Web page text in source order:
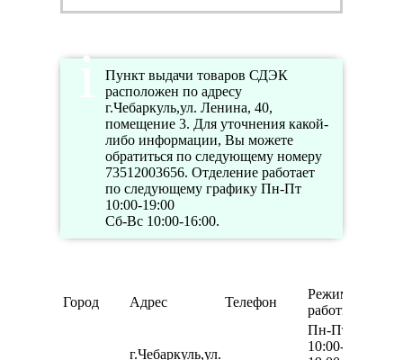
Пункт выдачи товаров СДЭК
расположен по адресу
г.Чебаркуль,ул. Ленина, 40,
помещение 3. Для уточнения какой-
либо информации, Вы можете
обратиться по следующему номеру
73512003656. Отделение работает
по следующему графику Пн-Пт
10:00-19:00
Сб-Вс 10:00-16:00.
Город Адрес Телефон
Режим
работы
г.Чебаркуль,ул.
Пн-Пт
10:00-